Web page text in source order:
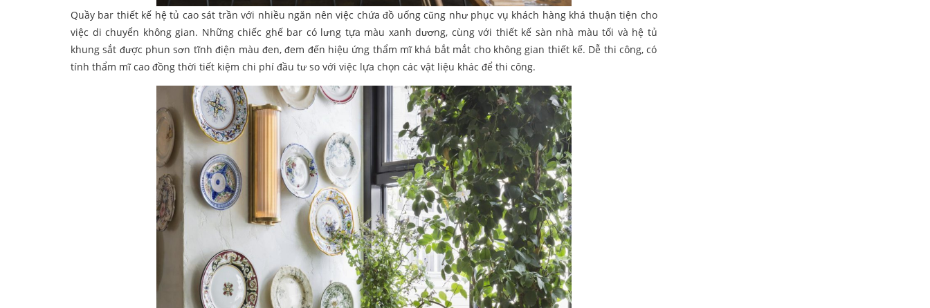
Quầy bar thiết kế hệ tủ cao sát trần với nhiều ngăn nên việc chứa đồ uống cũng như phục vụ khách hàng khá thuận tiện cho
việc di chuyển không gian. Những chiếc ghế bar có lưng tựa màu xanh dương, cùng với thiết kế sàn nhà màu tối và hệ tủ
khung sắt được phun sơn tĩnh điện màu đen, đem đến hiệu ứng thẩm mĩ khá bắt mắt cho không gian thiết kế. Dễ thi công, có
tính thẩm mĩ cao đồng thời tiết kiệm chi phí đầu tư so với việc lựa chọn các vật liệu khác để thi công.